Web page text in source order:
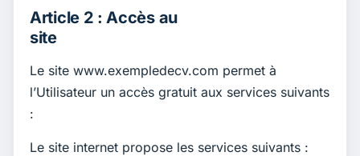
Article 2 : Accès au
site
Le site www.exempledecv.com permet à
l’Utilisateur un accès gratuit aux services suivants
:
Le site internet propose les services suivants :